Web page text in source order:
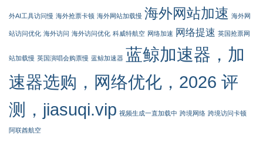
外AI工具访问慢 海外抢票卡顿 海外网站加载慢 海外网站加速 海外网
站访问优化 海外访问 海外访问优化 科威特航空 网络加速 网络提速 英国抢票网
站加载慢 英国演唱会购票慢 蓝鲸加速器 蓝鲸加速器，加
速器选购，网络优化，2026 评
测，jiasuqi.vip 视频生成一直加载中 跨境网络 跨境访问卡顿
阿联酋航空